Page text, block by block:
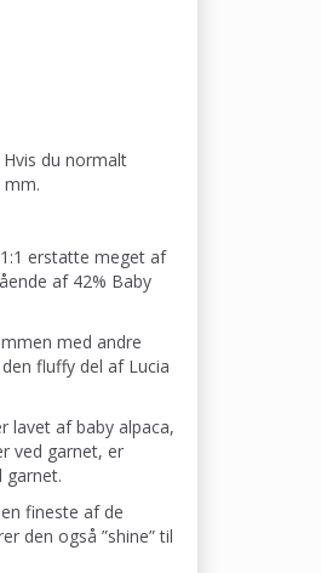
du normalt
mm.
erstatte meget af
af 42% Baby
med andre
fluffy del af Lucia
lavet af baby alpaca,
ved garnet, er
garnet.
fineste af de
den også ”shine” til